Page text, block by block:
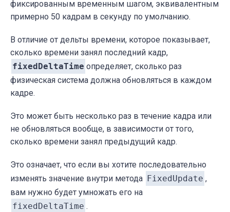
фиксированным временным шагом, эквивалентным
примерно 50 кадрам в секунду по умолчанию.
В отличие от дельты времени, которое показывает,
сколько времени занял последний кадр,
fixedDeltaTime определяет, сколько раз
физическая система должна обновляться в каждом
кадре.
Это может быть несколько раз в течение кадра или
не обновляться вообще, в зависимости от того,
сколько времени занял предыдущий кадр.
Это означает, что если вы хотите последовательно
изменять значение внутри метода FixedUpdate ,
вам нужно будет умножать его на
fixedDeltaTime .